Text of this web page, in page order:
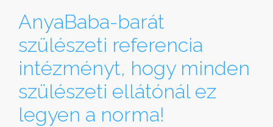
AnyaBaba-barát
szülészeti referencia
intézményt, hogy minden
szülészeti ellátónál ez
legyen a norma!